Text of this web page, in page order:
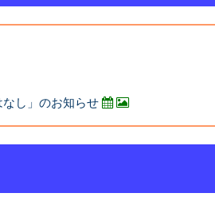
し」のお知らせ